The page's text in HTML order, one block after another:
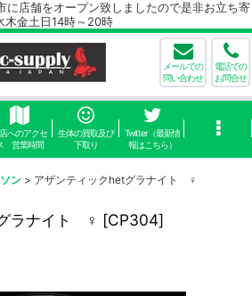
オープン致しましたので是非お立ち寄
土日14時～20時
メールでの
問い合わせ
電話での
お問合せ
へのアクセ
営業時間
生体の買取及び
下取り
Twitter（最新情
報はこちら）
ン > アザンティックhetグラナイト ♀
ラナイト ♀ [CP304]